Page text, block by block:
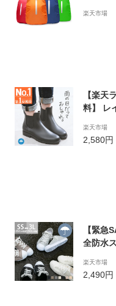
自転車
楽天市場
【楽天
料】 レ
イドゴ
送料無
楽天市場
2,580円
【緊急
全防水
ー 防水
にくい
楽天市場
2,490円